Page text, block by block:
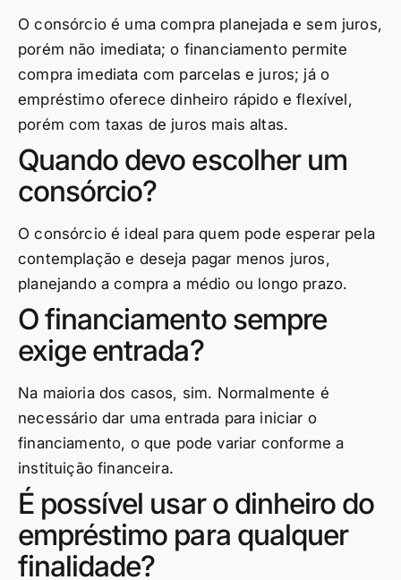
O consórcio é uma compra planejada e sem juros,
porém não imediata; o financiamento permite
compra imediata com parcelas e juros; já o
empréstimo oferece dinheiro rápido e flexível,
porém com taxas de juros mais altas.
Quando devo escolher um
consórcio?
O consórcio é ideal para quem pode esperar pela
contemplação e deseja pagar menos juros,
planejando a compra a médio ou longo prazo.
O financiamento sempre
exige entrada?
Na maioria dos casos, sim. Normalmente é
necessário dar uma entrada para iniciar o
financiamento, o que pode variar conforme a
instituição financeira.
É possível usar o dinheiro do
empréstimo para qualquer
finalidade?